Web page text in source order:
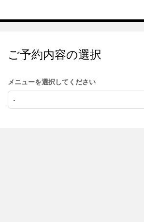
ご予約内容の選択
メニューを選択してください
-